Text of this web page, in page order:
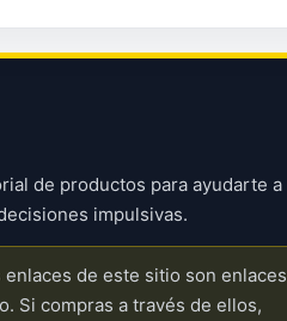
de productos para ayudarte a
impulsivas.
enlaces de este sitio son enlaces
Si compras a través de ellos,